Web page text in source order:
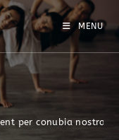
MENU
per conubia nostra